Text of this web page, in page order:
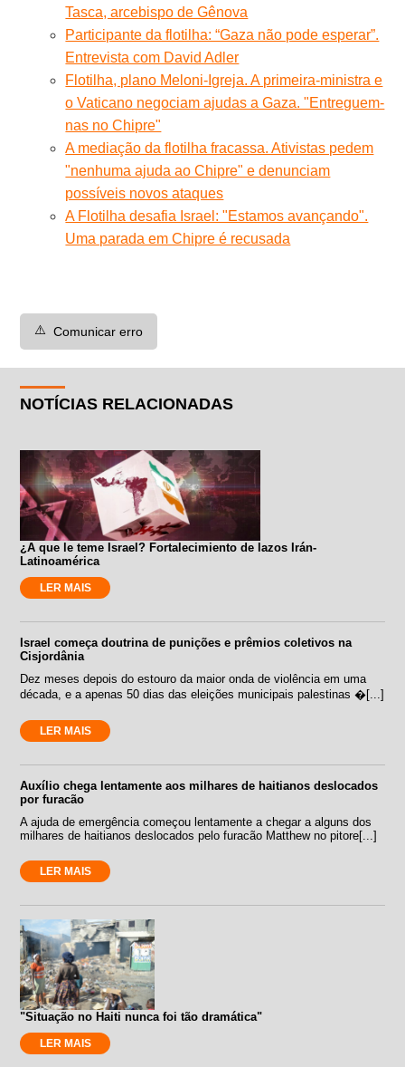
Tasca, arcebispo de Gênova
Participante da flotilha: “Gaza não pode esperar”.
Entrevista com David Adler
Flotilha, plano Meloni-Igreja. A primeira-ministra e
o Vaticano negociam ajudas a Gaza. "Entreguem-
nas no Chipre"
A mediação da flotilha fracassa. Ativistas pedem
"nenhuma ajuda ao Chipre" e denunciam
possíveis novos ataques
A Flotilha desafia Israel: "Estamos avançando".
Uma parada em Chipre é recusada
⚠️ Comunicar erro
NOTÍCIAS RELACIONADAS
¿A que le teme Israel? Fortalecimiento de lazos Irán-
Latinoamérica
LER MAIS
Israel começa doutrina de punições e prêmios coletivos na
Cisjordânia
Dez meses depois do estouro da maior onda de violência em uma
década, e a apenas 50 dias das eleições municipais palestinas �[...]
LER MAIS
Auxílio chega lentamente aos milhares de haitianos deslocados
por furacão
A ajuda de emergência começou lentamente a chegar a alguns dos
milhares de haitianos deslocados pelo furacão Matthew no pitore[...]
LER MAIS
"Situação no Haiti nunca foi tão dramática"
LER MAIS